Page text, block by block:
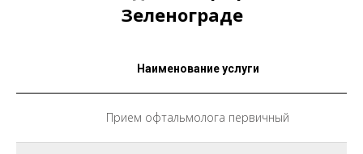
Зеленограде
Наименование услуги
Прием офтальмолога первичный